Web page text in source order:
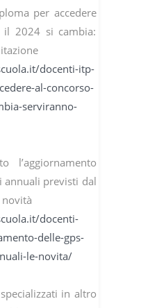
per accedere
2024 si cambia:
docenti-itp-
al-concorso-
serviranno-
l’aggiornamento
annuali previsti dal
docenti-
delle-gps-
le-novita/
in altro